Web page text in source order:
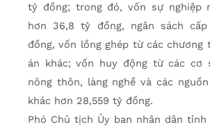
tỷ đồng; trong đó, vốn sự nghiệp
hơn 36,8 tỷ đồng, ngân sách cấp
đồng, vốn lồng ghép từ các chương
án khác; vốn huy động từ các cơ
nông thôn, làng nghề và các
khác hơn 28,559 tỷ đồng.
Phó Chủ tịch Ủy ban nhân dân tỉnh